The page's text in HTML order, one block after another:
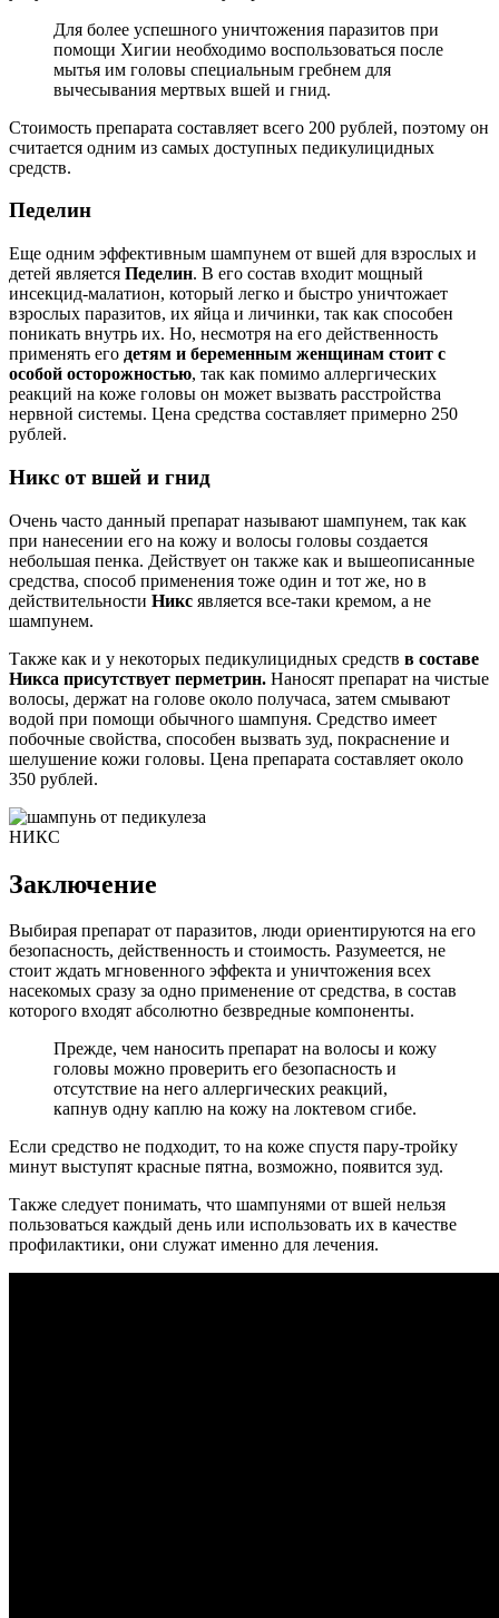
Для более успешного уничтожения паразитов при
помощи Хигии необходимо воспользоваться после
мытья им головы специальным гребнем для
вычесывания мертвых вшей и гнид.
Стоимость препарата составляет всего 200 рублей, поэтому он
считается одним из самых доступных педикулицидных
средств.
Педелин
Еще одним эффективным шампунем от вшей для взрослых и
детей является Педелин. В его состав входит мощный
инсекцид-малатион, который легко и быстро уничтожает
взрослых паразитов, их яйца и личинки, так как способен
поникать внутрь их. Но, несмотря на его действенность
применять его детям и беременным женщинам стоит с
особой осторожностью, так как помимо аллергических
реакций на коже головы он может вызвать расстройства
нервной системы. Цена средства составляет примерно 250
рублей.
Никс от вшей и гнид
Очень часто данный препарат называют шампунем, так как
при нанесении его на кожу и волосы головы создается
небольшая пенка. Действует он также как и вышеописанные
средства, способ применения тоже один и тот же, но в
действительности Никс является все-таки кремом, а не
шампунем.
Также как и у некоторых педикулицидных средств в составе
Никса присутствует перметрин. Наносят препарат на чистые
волосы, держат на голове около получаса, затем смывают
водой при помощи обычного шампуня. Средство имеет
побочные свойства, способен вызвать зуд, покраснение и
шелушение кожи головы. Цена препарата составляет около
350 рублей.
НИКС
Заключение
Выбирая препарат от паразитов, люди ориентируются на его
безопасность, действенность и стоимость. Разумеется, не
стоит ждать мгновенного эффекта и уничтожения всех
насекомых сразу за одно применение от средства, в состав
которого входят абсолютно безвредные компоненты.
Прежде, чем наносить препарат на волосы и кожу
головы можно проверить его безопасность и
отсутствие на него аллергических реакций,
капнув одну каплю на кожу на локтевом сгибе.
Если средство не подходит, то на коже спустя пару-тройку
минут выступят красные пятна, возможно, появится зуд.
Также следует понимать, что шампунями от вшей нельзя
пользоваться каждый день или использовать их в качестве
профилактики, они служат именно для лечения.